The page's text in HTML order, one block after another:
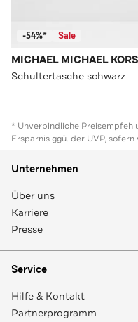
-54%* Sale
MICHAEL MICHAEL KORS
Schultertasche schwarz
* Unverbindliche
Ersparnis ggü. der UVP,
Unternehmen
Über uns
Karriere
Presse
Service
Hilfe & Kontakt
Partnerprogramm